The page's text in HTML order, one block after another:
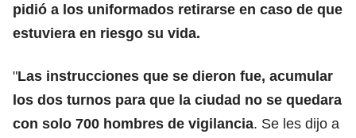
pidió a los uniformados retirarse en caso de que
estuviera en riesgo su vida.
"Las instrucciones que se dieron fue, acumular
los dos turnos para que la ciudad no se quedara
con solo 700 hombres de vigilancia. Se les dijo a